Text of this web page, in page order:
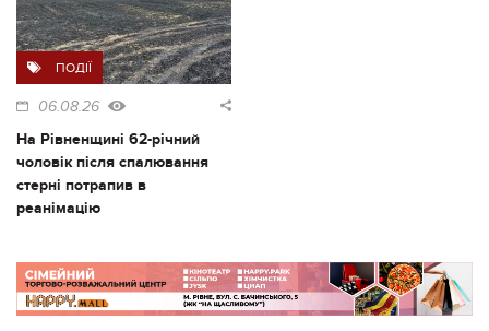
ПОДІЇ
06.08.26
На Рівненщині 62-річний
чоловік після спалювання
стерні потрапив в
реанімацію